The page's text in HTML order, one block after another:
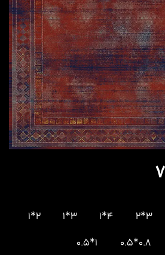
3*2
4*1
3*1
2*1
0.8*0.5
1*0.5